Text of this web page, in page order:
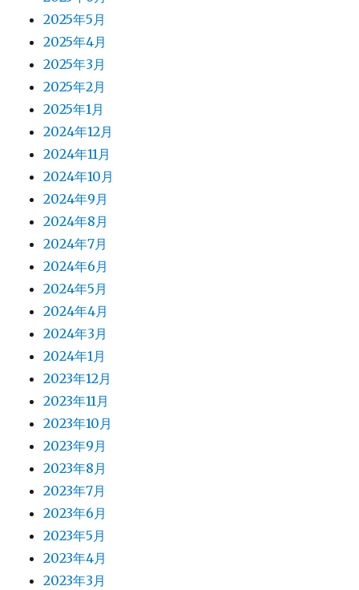
2025年5月
2025年4月
2025年3月
2025年2月
2025年1月
2024年12月
2024年11月
2024年10月
2024年9月
2024年8月
2024年7月
2024年6月
2024年5月
2024年4月
2024年3月
2024年1月
2023年12月
2023年11月
2023年10月
2023年9月
2023年8月
2023年7月
2023年6月
2023年5月
2023年4月
2023年3月